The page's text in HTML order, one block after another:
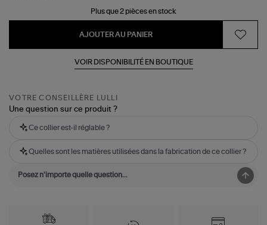
Plus que 2 pièces en stock
AJOUTER AU PANIER
VOIR DISPONIBILITÉ EN BOUTIQUE
VOTRE CONSEILLÈRE LULLI
Une question sur ce produit ?
Ce collier est-il réglable ?
Quelles sont les matières utilisées dans la fabrication de ce collier ?